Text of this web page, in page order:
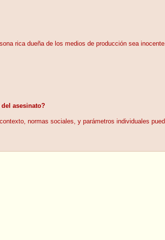
rica dueña de los medios de producción sea
asesinato?
normas sociales, y parámetros individuales